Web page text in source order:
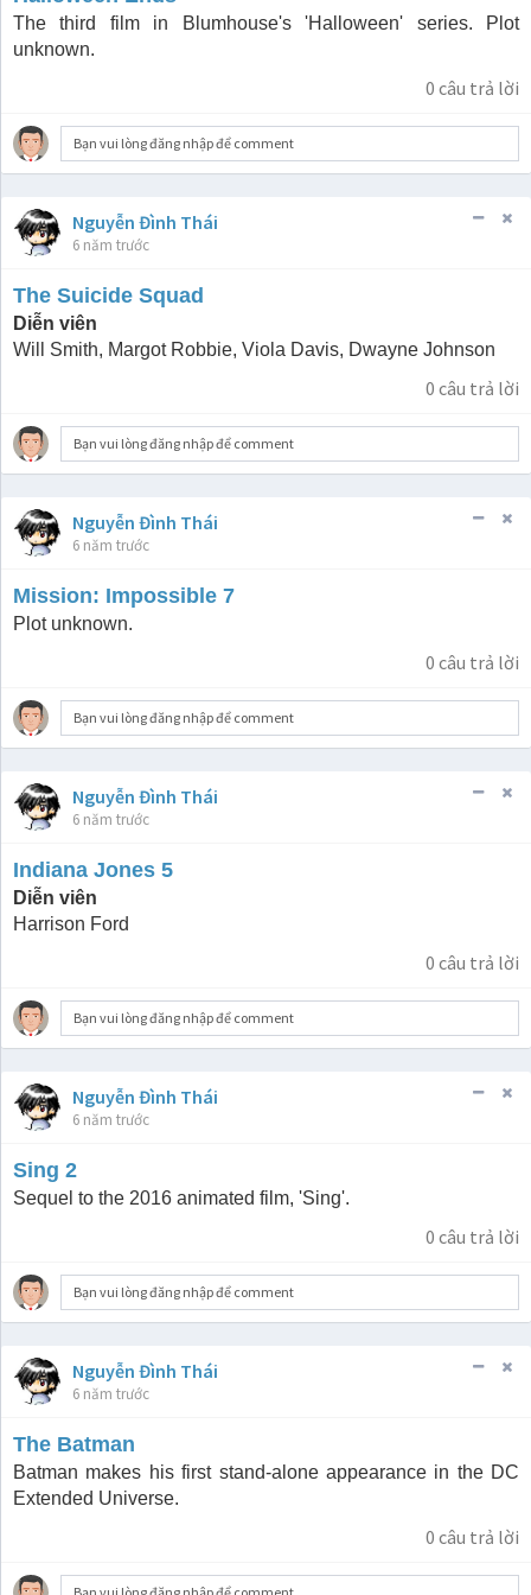
The third film in Blumhouse's 'Halloween' series. Plot
unknown.
0 câu trả lời
Bạn vui lòng đăng nhập để comment
Nguyễn Đình Thái
6 năm trước
The Suicide Squad
Diễn viên
Will Smith, Margot Robbie, Viola Davis, Dwayne Johnson
0 câu trả lời
Bạn vui lòng đăng nhập để comment
Nguyễn Đình Thái
6 năm trước
Mission: Impossible 7
Plot unknown.
0 câu trả lời
Bạn vui lòng đăng nhập để comment
Nguyễn Đình Thái
6 năm trước
Indiana Jones 5
Diễn viên
Harrison Ford
0 câu trả lời
Bạn vui lòng đăng nhập để comment
Nguyễn Đình Thái
6 năm trước
Sing 2
Sequel to the 2016 animated film, 'Sing'.
0 câu trả lời
Bạn vui lòng đăng nhập để comment
Nguyễn Đình Thái
6 năm trước
The Batman
Batman makes his first stand-alone appearance in the DC
Extended Universe.
0 câu trả lời